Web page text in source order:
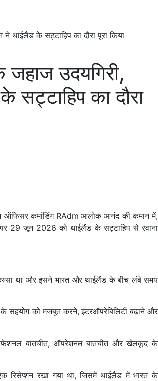
थाईलैंड के सट्टाहिप का दौरा पूरा किया
जहाज उदयगिरी,
का दौरा
ऑफिसर कमांडिंग RAdm आलोक आनंद की कमान में,
पर 29 जून 2026 को थाईलैंड के सट्टाहिप से रवाना
था और इसने भारत और थाईलैंड के बीच लंबे समय
के सहयोग को मजबूत करने, इंटरऑपरेबिलिटी बढ़ाने और
बातचीत, ऑपरेशनल बातचीत और खेलकूद के
रिसेप्शन रखा गया था, जिसमें थाईलैंड में भारत के